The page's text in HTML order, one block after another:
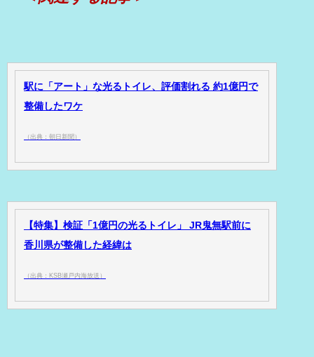
駅に「アート」な光るトイレ、評価割れる 約1億円で
整備したワケ
（出典：朝日新聞）
【特集】検証「1億円の光るトイレ」 JR鬼無駅前に
香川県が整備した経緯は
（出典：KSB瀬戸内海放送）